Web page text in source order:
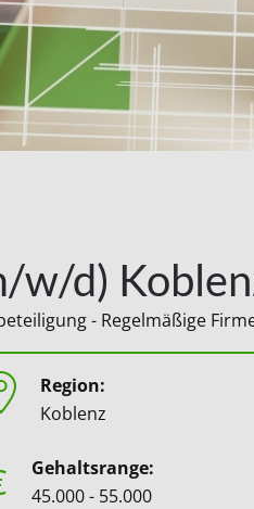
w/d)
- Regelmäßige
Region:
Koblenz
Gehaltsrange:
45.000 - 55.000